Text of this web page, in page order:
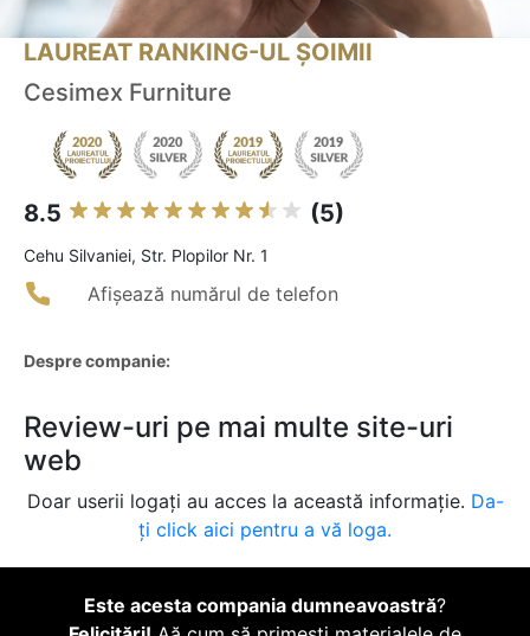
LAUREAT RANKING-UL ȘOIMII
Cesimex Furniture
8.5 (5)
Cehu Silvaniei, Str. Plopilor Nr. 1
Afișează numărul de telefon
Despre companie:
Review-uri pe mai multe site-uri
web
Doar userii logați au acces la această informație. Da-
ți click aici pentru a vă loga.
Este acesta compania dumneavoastră?